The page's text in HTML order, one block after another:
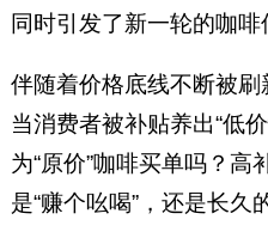
同时引发了新一轮的咖啡
伴随着价格底线不断被刷
当消费者被补贴养出“低
为“原价”咖啡买单吗？高
是“赚个吆喝”，还是长久